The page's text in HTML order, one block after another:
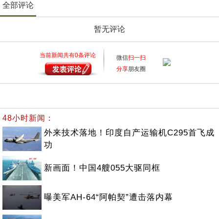
全部评论
暂无评论
当前新闻共有0条评论 微信扫一扫
分享朋友圈
48小时新闻：
外来技术落地！印度自产运输机C295首飞成
功
新画面！中国4艘055大驱同框
曝美军AH-64“阿帕契”遭击落内幕